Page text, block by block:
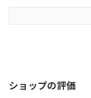
ショップの評価